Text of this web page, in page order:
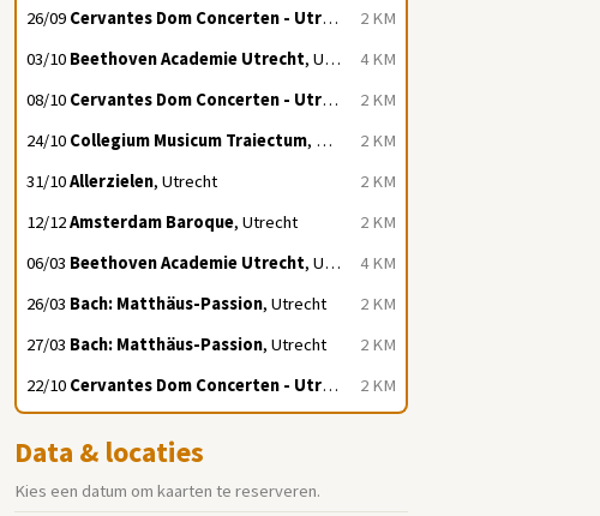
2 KM
26/09 Cervantes Dom Concerten - Utrecht
, Utrecht
4 KM
03/10 Beethoven Academie Utrecht, Utrecht
2 KM
08/10 Cervantes Dom Concerten - Utrecht
, Utrecht
2 KM
24/10 Collegium Musicum Traiectum, Utrecht
2 KM
31/10Allerzielen, Utrecht
2 KM
12/12Amsterdam Baroque, Utrecht
4 KM
06/03 Beethoven Academie Utrecht, Utrecht
2 KM
26/03 Bach: Matthäus-Passion, Utrecht
2 KM
27/03 Bach: Matthäus-Passion, Utrecht
2 KM
22/10 Cervantes Dom Concerten - Utrecht , Utrecht
Data & locaties
Kies een datum om kaarten te reserveren.